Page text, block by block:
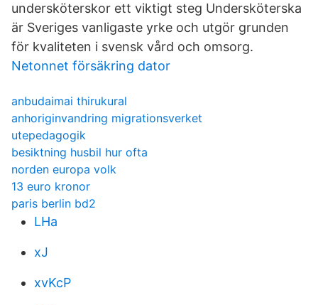
undersköterskor ett viktigt steg Undersköterska
är Sveriges vanligaste yrke och utgör grunden
för kvaliteten i svensk vård och omsorg.
Netonnet försäkring dator
anbudaimai thirukural
anhoriginvandring migrationsverket
utepedagogik
besiktning husbil hur ofta
norden europa volk
13 euro kronor
paris berlin bd2
LHa
xJ
xvKcP